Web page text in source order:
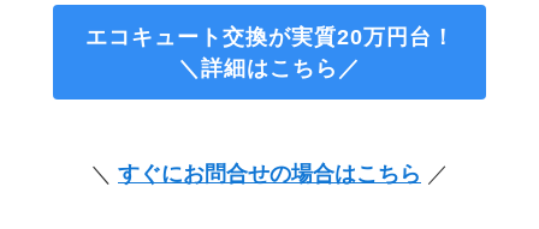
エコキュート交換が実質20万円台！
＼詳細はこちら／
＼ すぐにお問合せの場合はこちら ／